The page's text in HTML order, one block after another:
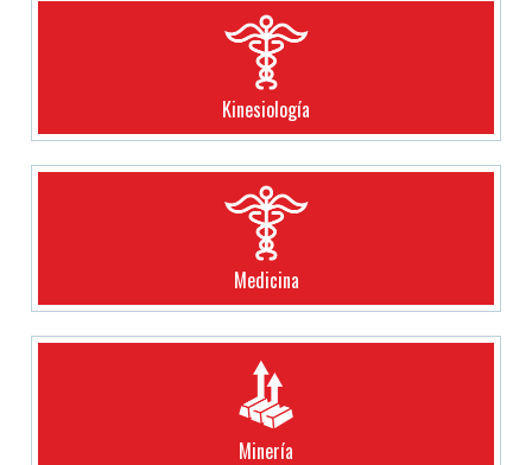
Kinesiología
Medicina
Minería